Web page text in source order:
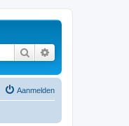
Zoek
Aanmelden